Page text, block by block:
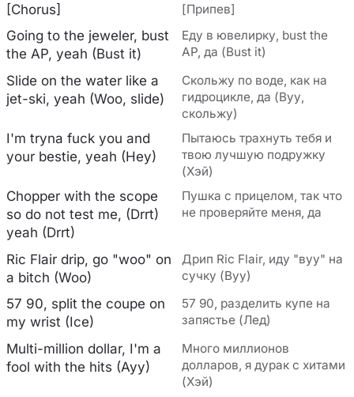
[Chorus] [Припев]
Going to the jeweler, bust
the AP, yeah (Bust it)
Еду в ювелирку, bust the
AP, да (Bust it)
Slide on the water like a
jet-ski, yeah (Woo, slide)
Скольжу по воде, как на
гидроцикле, да (Вуу,
скольжу)
I'm tryna fuck you and
your bestie, yeah (Hey)
Пытаюсь трахнуть тебя и
твою лучшую подружку
(Хэй)
Chopper with the scope
so do not test me, (Drrt)
yeah (Drrt)
Пушка с прицелом, так что
не проверяйте меня, да
Ric Flair drip, go "woo" on
a bitch (Woo)
Дрип Ric Flair, иду "вуу" на
сучку (Вуу)
57 90, split the coupe on
my wrist (Ice)
57 90, разделить купе на
запястье (Лед)
Multi-million dollar, I'm a
fool with the hits (Ayy)
Много миллионов
долларов, я дурак с хитами
(Хэй)